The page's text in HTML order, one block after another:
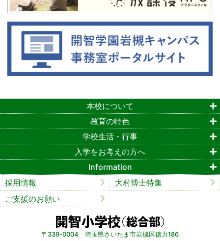
〒339-0004 埼玉県さいたま市岩槻区徳力186
本校について
教育の特色
学校生活・行事
入学をお考えの方へ
Information
採用情報
大村博士特集
ご支援のお願い